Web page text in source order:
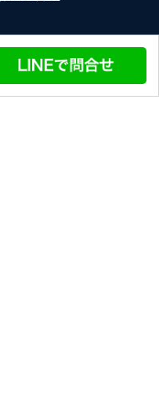
Co.,Ltd